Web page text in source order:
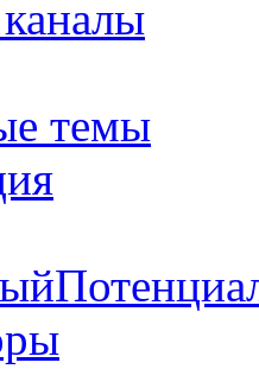
темы